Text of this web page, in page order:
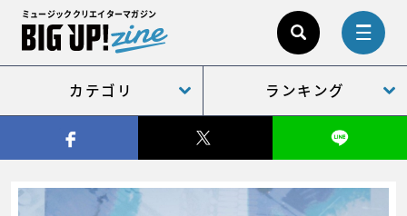
ミュージッククリエイターマガジン
カテゴリ ランキング